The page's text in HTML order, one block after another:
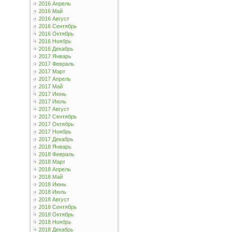
2016 Апрель
2016 Май
2016 Август
2016 Сентябрь
2016 Октябрь
2016 Ноябрь
2016 Декабрь
2017 Январь
2017 Февраль
2017 Март
2017 Апрель
2017 Май
2017 Июнь
2017 Июль
2017 Август
2017 Сентябрь
2017 Октябрь
2017 Ноябрь
2017 Декабрь
2018 Январь
2018 Февраль
2018 Март
2018 Апрель
2018 Май
2018 Июнь
2018 Июль
2018 Август
2018 Сентябрь
2018 Октябрь
2018 Ноябрь
2018 Декабрь